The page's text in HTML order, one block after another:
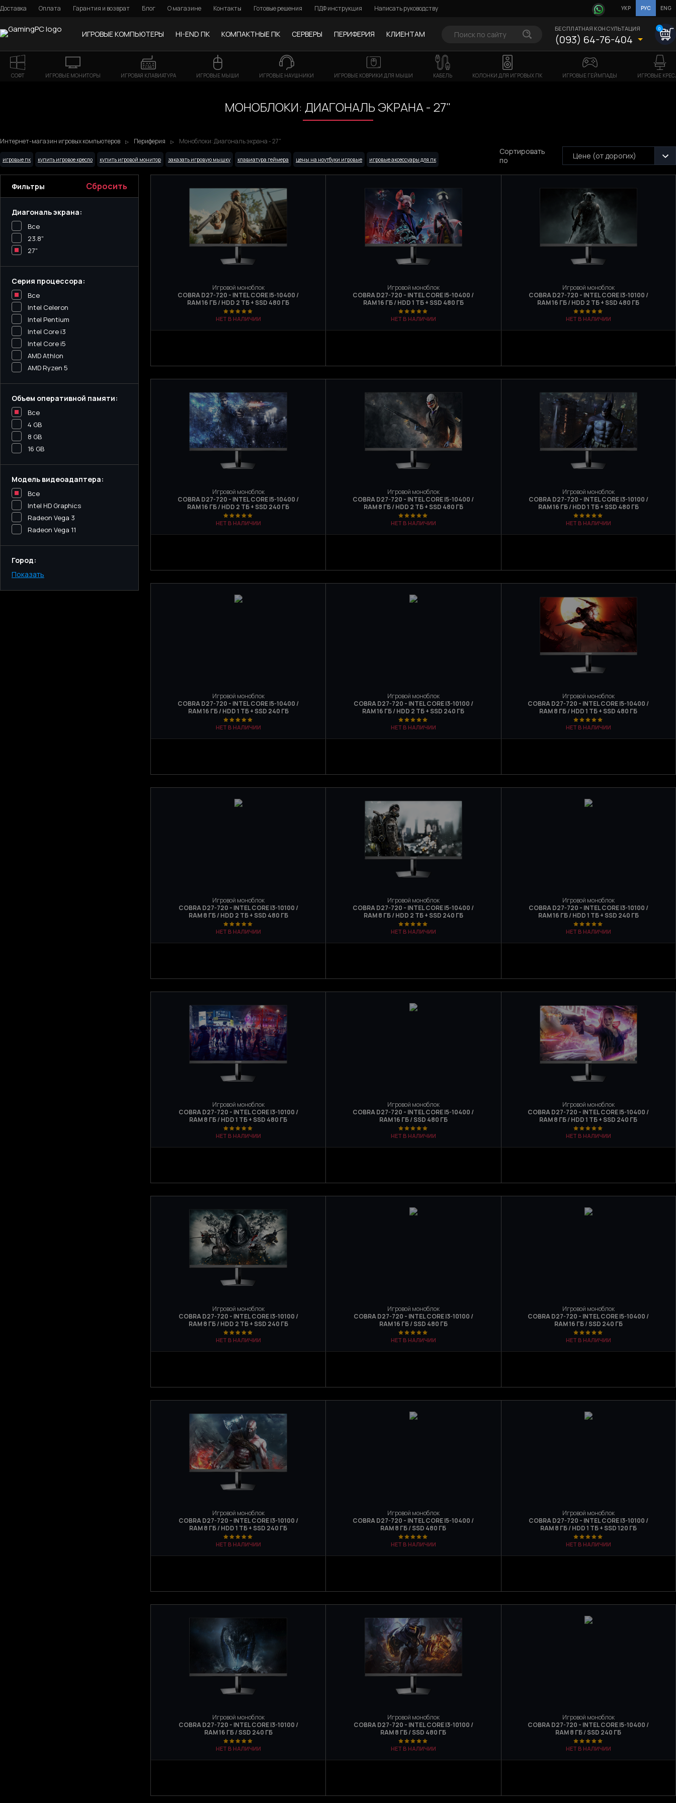
Доставка Оплата Гарантия и возврат Блог О магазине Контакты Готовые решения ПДФ инструкция Написать руководству УКР РУС ENG
ИГРОВЫЕ КОМПЬЮТЕРЫ HI-END ПК КОМПАКТНЫЕ ПК СЕРВЕРЫ ПЕРИФЕРИЯ КЛИЕНТАМ
БЕСПЛАТНАЯ КОНСУЛЬТАЦИЯ
(093) 64-76-404
0
СОФТ ИГРОВЫЕ МОНИТОРЫ ИГРОВАЯ КЛАВИАТУРА ИГРОВЫЕ МЫШИ ИГРОВЫЕ НАУШНИКИ ИГРОВЫЕ КОВРИКИ ДЛЯ МЫШИ КАБЕЛЬ КОЛОНКИ ДЛЯ ИГРОВЫХ ПК ИГРОВЫЕ ГЕЙМПАДЫ ИГРОВЫЕ
МОНОБЛОКИ: ДИАГОНАЛЬ ЭКРАНА - 27"
Интернет-магазин игровых компьютеров Периферия Моноблоки: Диагональ экрана - 27"
игровые пк купить игровое кресло купить игровой монитор заказать игровую мышку клавиатура геймера цены на ноутбуки игровые игровые аксессуары для пк
Сортировать
по
Цене (от дорогих)
Фильтры Сбросить
Диагональ экрана:
Все
23.8"
27"
Серия процессора:
Все
Intel Celeron
Intel Pentium
Intel Core i3
Intel Core i5
AMD Athlon
AMD Ryzen 5
Объем оперативной памяти:
Все
4 GB
8 GB
16 GB
Модель видеоадаптера:
Все
Intel HD Graphics
Radeon Vega 3
Radeon Vega 11
Город:
Киев
Показать
Игровой моноблок
COBRA D27-720 - INTEL CORE I5-10400 /
RAM 16 ГБ / HDD 2 ТБ + SSD 480 ГБ
НЕТ В НАЛИЧИИ
Игровой моноблок
COBRA D27-720 - INTEL CORE I5-10400 /
RAM 16 ГБ / HDD 1 ТБ + SSD 480 ГБ
НЕТ В НАЛИЧИИ
Игровой моноблок
COBRA D27-720 - INTEL CORE I3-10100 /
RAM 16 ГБ / HDD 2 ТБ + SSD 480 ГБ
НЕТ В НАЛИЧИИ
Игровой моноблок
COBRA D27-720 - INTEL CORE I5-10400 /
RAM 16 ГБ / HDD 2 ТБ + SSD 240 ГБ
НЕТ В НАЛИЧИИ
Игровой моноблок
COBRA D27-720 - INTEL CORE I5-10400 /
RAM 8 ГБ / HDD 2 ТБ + SSD 480 ГБ
НЕТ В НАЛИЧИИ
Игровой моноблок
COBRA D27-720 - INTEL CORE I3-10100 /
RAM 16 ГБ / HDD 1 ТБ + SSD 480 ГБ
НЕТ В НАЛИЧИИ
Игровой моноблок
COBRA D27-720 - INTEL CORE I5-10400 /
RAM 16 ГБ / HDD 1 ТБ + SSD 240 ГБ
НЕТ В НАЛИЧИИ
Игровой моноблок
COBRA D27-720 - INTEL CORE I3-10100 /
RAM 16 ГБ / HDD 2 ТБ + SSD 240 ГБ
НЕТ В НАЛИЧИИ
Игровой моноблок
COBRA D27-720 - INTEL CORE I5-10400 /
RAM 8 ГБ / HDD 1 ТБ + SSD 480 ГБ
НЕТ В НАЛИЧИИ
Игровой моноблок
COBRA D27-720 - INTEL CORE I3-10100 /
RAM 8 ГБ / HDD 2 ТБ + SSD 480 ГБ
НЕТ В НАЛИЧИИ
Игровой моноблок
COBRA D27-720 - INTEL CORE I5-10400 /
RAM 8 ГБ / HDD 2 ТБ + SSD 240 ГБ
НЕТ В НАЛИЧИИ
Игровой моноблок
COBRA D27-720 - INTEL CORE I3-10100 /
RAM 16 ГБ / HDD 1 ТБ + SSD 240 ГБ
НЕТ В НАЛИЧИИ
Игровой моноблок
COBRA D27-720 - INTEL CORE I3-10100 /
RAM 8 ГБ / HDD 1 ТБ + SSD 480 ГБ
НЕТ В НАЛИЧИИ
Игровой моноблок
COBRA D27-720 - INTEL CORE I5-10400 /
RAM 16 ГБ / SSD 480 ГБ
НЕТ В НАЛИЧИИ
Игровой моноблок
COBRA D27-720 - INTEL CORE I5-10400 /
RAM 8 ГБ / HDD 1 ТБ + SSD 240 ГБ
НЕТ В НАЛИЧИИ
Игровой моноблок
COBRA D27-720 - INTEL CORE I3-10100 /
RAM 8 ГБ / HDD 2 ТБ + SSD 240 ГБ
НЕТ В НАЛИЧИИ
Игровой моноблок
COBRA D27-720 - INTEL CORE I3-10100 /
RAM 16 ГБ / SSD 480 ГБ
НЕТ В НАЛИЧИИ
Игровой моноблок
COBRA D27-720 - INTEL CORE I5-10400 /
RAM 16 ГБ / SSD 240 ГБ
НЕТ В НАЛИЧИИ
Игровой моноблок
COBRA D27-720 - INTEL CORE I3-10100 /
RAM 8 ГБ / HDD 1 ТБ + SSD 240 ГБ
НЕТ В НАЛИЧИИ
Игровой моноблок
COBRA D27-720 - INTEL CORE I5-10400 /
RAM 8 ГБ / SSD 480 ГБ
НЕТ В НАЛИЧИИ
Игровой моноблок
COBRA D27-720 - INTEL CORE I3-10100 /
RAM 8 ГБ / HDD 1 ТБ + SSD 120 ГБ
НЕТ В НАЛИЧИИ
Игровой моноблок
COBRA D27-720 - INTEL CORE I3-10100 /
RAM 16 ГБ / SSD 240 ГБ
НЕТ В НАЛИЧИИ
Игровой моноблок
COBRA D27-720 - INTEL CORE I3-10100 /
RAM 8 ГБ / SSD 480 ГБ
НЕТ В НАЛИЧИИ
Игровой моноблок
COBRA D27-720 - INTEL CORE I5-10400 /
RAM 8 ГБ / SSD 240 ГБ
НЕТ В НАЛИЧИИ